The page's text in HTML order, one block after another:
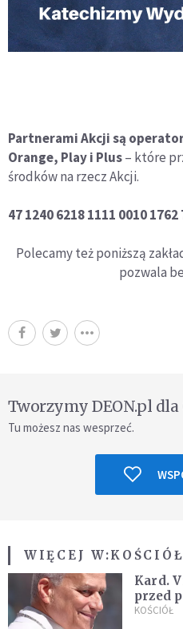
Partnerami Akcji są
Orange, Play i Plus– które
środków na rzecz Akcji.
47 1240 6218 1111 0010 1762
Polecamy też poniższą
pozwala
Tworzymy DEON.pl dla
Tu możesz nas wesprzeć.
WIĘCEJ W:KOŚCIÓŁ
Kard.
przed
KOŚCIÓŁ